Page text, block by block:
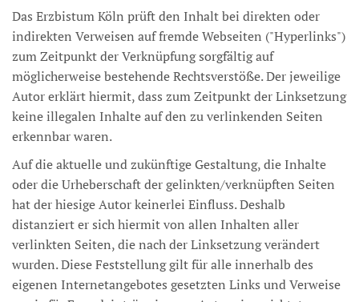
Das Erzbistum Köln prüft den Inhalt bei direkten oder
indirekten Verweisen auf fremde Webseiten ("Hyperlinks")
zum Zeitpunkt der Verknüpfung sorgfältig auf
möglicherweise bestehende Rechtsverstöße. Der jeweilige
Autor erklärt hiermit, dass zum Zeitpunkt der Linksetzung
keine illegalen Inhalte auf den zu verlinkenden Seiten
erkennbar waren.
Auf die aktuelle und zukünftige Gestaltung, die Inhalte
oder die Urheberschaft der gelinkten/verknüpften Seiten
hat der hiesige Autor keinerlei Einfluss. Deshalb
distanziert er sich hiermit von allen Inhalten aller
verlinkten Seiten, die nach der Linksetzung verändert
wurden. Diese Feststellung gilt für alle innerhalb des
eigenen Internetangebotes gesetzten Links und Verweise